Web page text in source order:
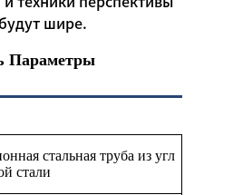
шире.
Параметры
стальная труба из угл
стали